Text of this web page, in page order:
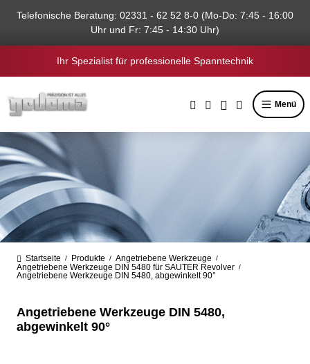
springen
Telefonische Beratung: 02331 - 62 52 8-0 (Mo-Do: 7:45 - 16:00
Uhr und Fr: 7:45 - 14:30 Uhr)
Ihr Spezialist für professionelle Spanntechnik
Menü
Startseite / Produkte / Angetriebene Werkzeuge /
Angetriebene Werkzeuge DIN 5480 für SAUTER Revolver /
Angetriebene Werkzeuge DIN 5480, abgewinkelt 90°
Angetriebene Werkzeuge DIN 5480,
abgewinkelt 90°